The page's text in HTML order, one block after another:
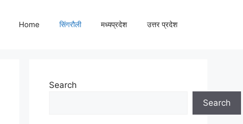
Home सिंगरौली मध्यप्रदेश उत्तर प्रदेश
Search
Search